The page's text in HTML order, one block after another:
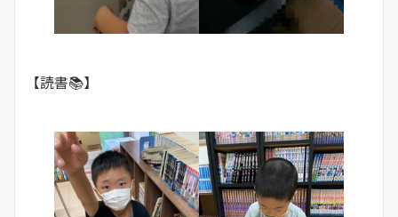
【読書📚】